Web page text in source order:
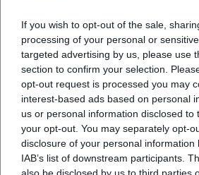
If you wish to opt-out of the sale,
processing of your personal or
targeted advertising by us, please use
section to confirm your selection.
opt-out request is processed you may
interest-based ads based on personal
us or personal information disclosed to
your opt-out. You may separately opt-
disclosure of your personal information
IAB’s list of downstream participants.
also be disclosed by us to third parties
WERDEN IHRE
VERARBEITET, UM
BETREIBEN, SO HABEN SIE DAS
WIDERSPRUCH GEGEN DIE
BETREFFENDER
ZUM ZWECKE DERARTIGER
EINZULEGEN; DIES GILT AUCH
PROFILING, SOWEIT ES MIT